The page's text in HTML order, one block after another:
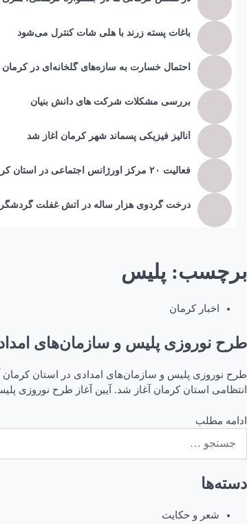
باغات پسته زرند با هلی شات کنترل می‌شود
احتمال خسارت به ساز‌ه‌های گلخانه‌ای در کرمان
بررسی مشکلات شرکت های دانش بنیان
آنالیز فیزیکی پسماند شهر کرمان آغاز شد
فعالیت ۲۰ مرکز اورژانس اجتماعی در استان کرمان
درخت گردوی هزار ساله در آتش غفلت
برچسب: پلیس
اخبار کرمان
طرح نوروزی پلیس و سازمان‌های
انتظامی استان کرمان آغاز شد. آیین آغاز طرح نوروزی
ادامه مطلب
برای:
دسته‌ها
شعر و حکایت